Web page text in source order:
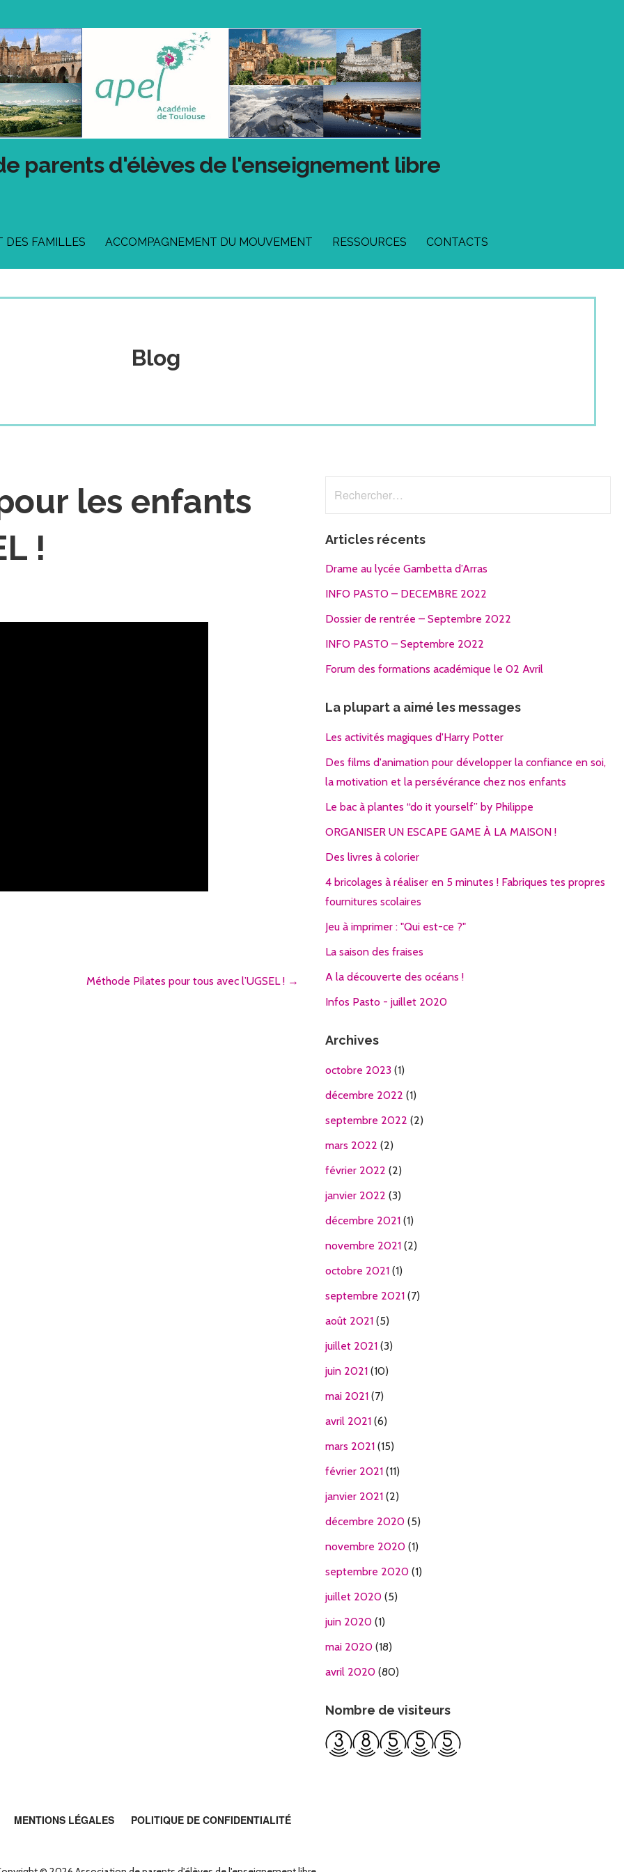
parents d'élèves de l'enseignement libre
DES FAMILLES ACCOMPAGNEMENT DU MOUVEMENT RESSOURCES CONTACTS
Blog
les enfants
!
Méthode Pilates pour tous avec l’UGSEL ! →
Articles récents
Drame au lycée Gambetta d’Arras
INFO PASTO – DECEMBRE 2022
Dossier de rentrée – Septembre 2022
INFO PASTO – Septembre 2022
Forum des formations académique le 02 Avril
La plupart a aimé les messages
Les activités magiques d'Harry Potter
Des films d'animation pour développer la confiance en soi,
la motivation et la persévérance chez nos enfants
Le bac à plantes “do it yourself” by Philippe
ORGANISER UN ESCAPE GAME À LA MAISON !
Des livres à colorier
4 bricolages à réaliser en 5 minutes ! Fabriques tes propres
fournitures scolaires
Jeu à imprimer : "Qui est-ce ?"
La saison des fraises
A la découverte des océans !
Infos Pasto - juillet 2020
Archives
octobre 2023(1)
décembre 2022 (1)
septembre 2022 (2)
mars 2022 (2)
février 2022 (2)
janvier 2022 (3)
décembre 2021(1)
novembre 2021(2)
octobre 2021(1)
septembre 2021(7)
août 2021(5)
juillet 2021(3)
juin 2021(10)
mai 2021(7)
avril 2021(6)
mars 2021(15)
février 2021(11)
janvier 2021(2)
décembre 2020(5)
novembre 2020(1)
septembre 2020(1)
juillet 2020(5)
juin 2020(1)
mai 2020(18)
avril 2020(80)
Nombre de visiteurs
MENTIONS LÉGALES POLITIQUE DE CONFIDENTIALITÉ